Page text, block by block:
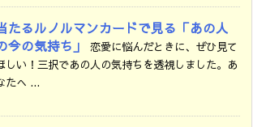
たるルノルマンカードで見る「あの人
今の気持ち」
恋愛に悩んだときに、ぜひ見て
しい！三択であの人の気持ちを透視しました。あ
たへ ...